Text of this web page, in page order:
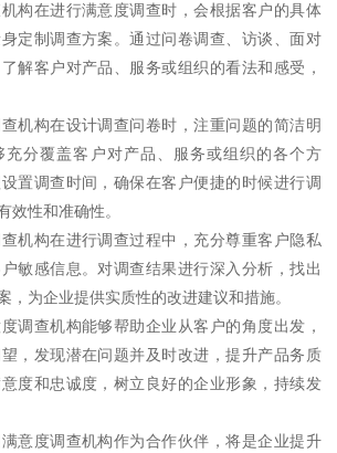
构在进行满意度调查时，会根据客户的具体
定制调查方案。通过问卷调查、访谈、面对
解客户对产品、服务或组织的看法和感受，
机构在设计调查问卷时，注重问题的简洁明
充分覆盖客户对产品、服务或组织的各个方
置调查时间，确保在客户便捷的时候进行调
效性和准确性。
机构在进行调查过程中，充分尊重客户隐私
敏感信息。对调查结果进行深入分析，找出
，为企业提供实质性的改进建议和措施。
调查机构能够帮助企业从客户的角度出发，
，发现潜在问题并及时改进，提升产品务质
度和忠诚度，树立良好的企业形象，持续发
意度调查机构作为合作伙伴，将是企业提升